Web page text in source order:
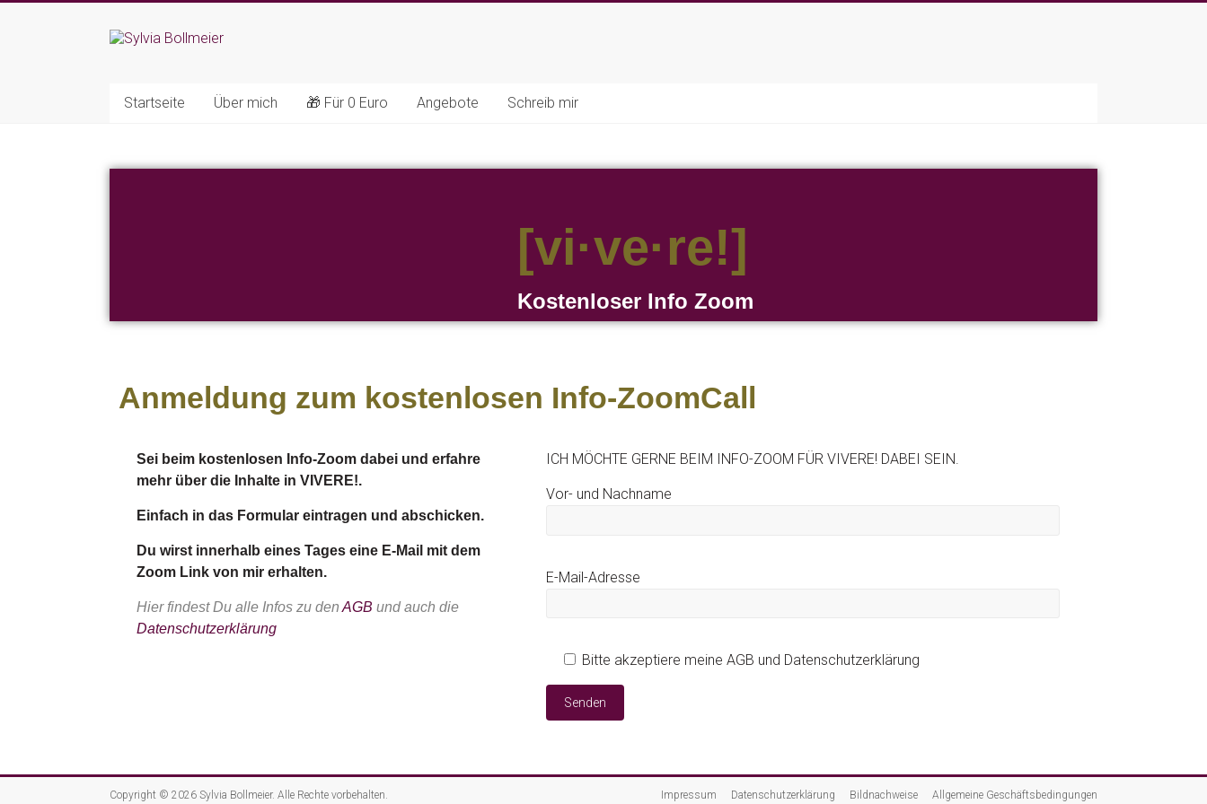
Startseite Über mich 🎁 Für 0 Euro Angebote Schreib mir
[vi·ve·re!]
Kostenloser Info Zoom
Anmeldung zum kostenlosen Info-ZoomCall
Sei beim kostenlosen Info-Zoom dabei und erfahre
mehr über die Inhalte in VIVERE!.
Einfach in das Formular eintragen und abschicken.
Du wirst innerhalb eines Tages eine E-Mail mit dem
Zoom Link von mir erhalten.
Hier findest Du alle Infos zu den AGB und auch die
Datenschutzerklärung
ICH MÖCHTE GERNE BEIM INFO-ZOOM FÜR VIVERE! DABEI SEIN.
Vor- und Nachname
E-Mail-Adresse
Bitte akzeptiere meine AGB und Datenschutzerklärung
Copyright © 2026 Sylvia Bollmeier. Alle Rechte vorbehalten. Impressum Datenschutzerklärung Bildnachweise Allgemeine Geschäftsbedingungen